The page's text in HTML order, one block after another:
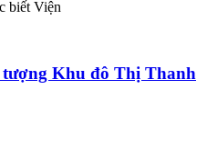
biết Viện
Khu đô Thị Thanh